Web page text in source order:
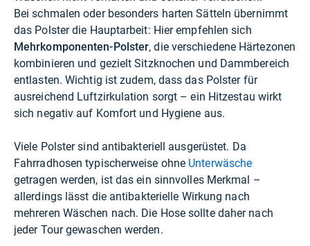
Bei schmalen oder besonders harten Sätteln übernimmt
das Polster die Hauptarbeit: Hier empfehlen sich
Mehrkomponenten-Polster, die verschiedene Härtezonen
kombinieren und gezielt Sitzknochen und Dammbereich
entlasten. Wichtig ist zudem, dass das Polster für
ausreichend Luftzirkulation sorgt – ein Hitzestau wirkt
sich negativ auf Komfort und Hygiene aus.
Viele Polster sind antibakteriell ausgerüstet. Da
Fahrradhosen typischerweise ohne Unterwäsche
getragen werden, ist das ein sinnvolles Merkmal –
allerdings lässt die antibakterielle Wirkung nach
mehreren Wäschen nach. Die Hose sollte daher nach
jeder Tour gewaschen werden.